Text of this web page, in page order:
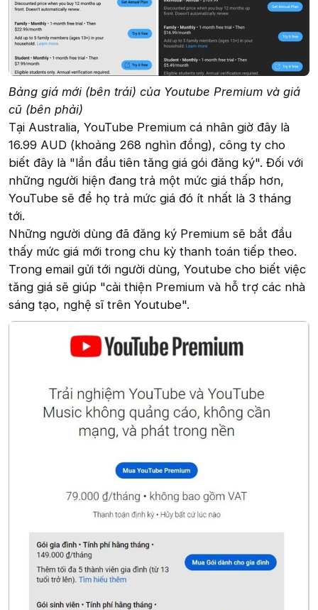
Bảng giá mới (bên trái) của Youtube Premium và giá
cũ (bên phải)
Tại Australia, YouTube Premium cá nhân giờ đây là
16.99 AUD (khoảng 268 nghìn đồng), công ty cho
biết đây là "lần đầu tiên tăng giá gói đăng ký". Đối với
những người hiện đang trả một mức giá thấp hơn,
YouTube sẽ để họ trả mức giá đó ít nhất là 3 tháng
tới.
Những người dùng đã đăng ký Premium sẽ bắt đầu
thấy mức giá mới trong chu kỳ thanh toán tiếp theo.
Trong email gửi tới người dùng, Youtube cho biết việc
tăng giá sẽ giúp "cải thiện Premium và hỗ trợ các nhà
sáng tạo, nghệ sĩ trên Youtube".